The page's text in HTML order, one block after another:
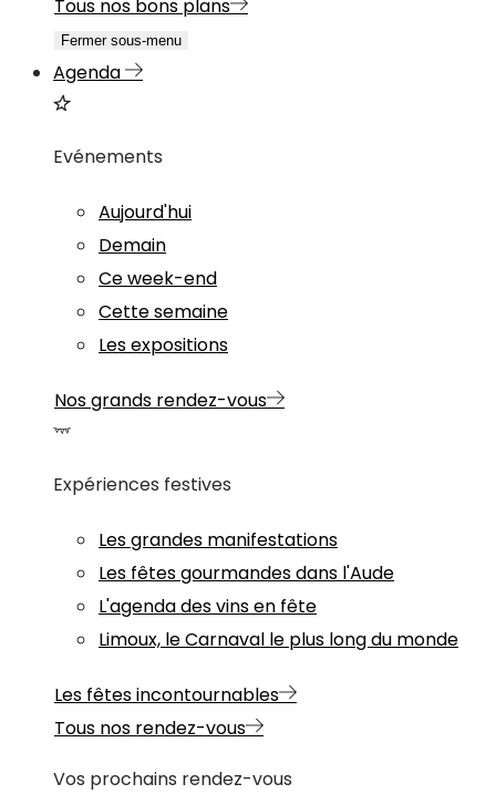
Tous nos bons plans
Fermer sous-menu
Agenda
Evénements
Aujourd'hui
Demain
Ce week-end
Cette semaine
Les expositions
Nos grands rendez-vous
Expériences festives
Les grandes manifestations
Les fêtes gourmandes dans l'Aude
L'agenda des vins en fête
Limoux, le Carnaval le plus long du monde
Les fêtes incontournables
Tous nos rendez-vous
Vos prochains rendez-vous